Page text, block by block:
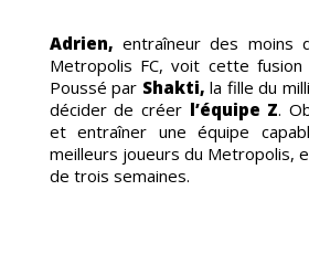
Adrien, entraîneur des moins
Metropolis FC, voit cette fusion
Poussé par Shakti, la fille du
décider de créer l’équipe Z.
et entraîner une équipe
meilleurs joueurs du Metropolis,
de trois semaines.